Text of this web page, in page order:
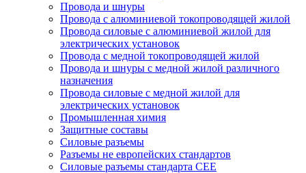
Провода и шнуры
Провода с алюминиевой токопроводящей жилой
Провода силовые с алюминиевой жилой для
электрических установок
Провода с медной токопроводящей жилой
Провода и шнуры с медной жилой различного
назначения
Провода силовые с медной жилой для
электрических установок
Промышленная химия
Защитные составы
Силовые разъемы
Разъемы не европейских стандартов
Силовые разъемы стандарта CEE